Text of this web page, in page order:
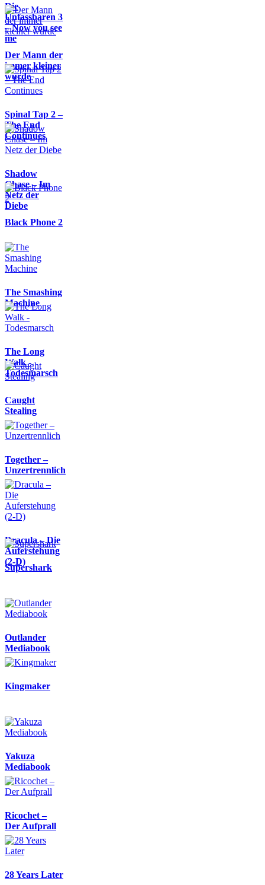
Die
Unfassbaren 3
– Now you see
me
Der Mann der
immer kleiner
wurde
Spinal Tap 2 –
The End
Continues
Shadow
Chase – Im
Netz der
Diebe
Black Phone 2
The Smashing
Machine
The Long
Walk -
Todesmarsch
Caught
Stealing
Together –
Unzertrennlich
Dracula – Die
Auferstehung
(2-D)
Supershark
Outlander
Mediabook
Kingmaker
Yakuza
Mediabook
Ricochet –
Der Aufprall
28 Years Later